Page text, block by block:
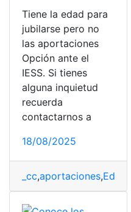
Tiene la edad para
jubilarse pero no
las aportaciones
Opción ante el
IESS. Si tienes
alguna inquietud
recuerda
contactarnos a
18/08/2025
_cc,aportaciones,Edad